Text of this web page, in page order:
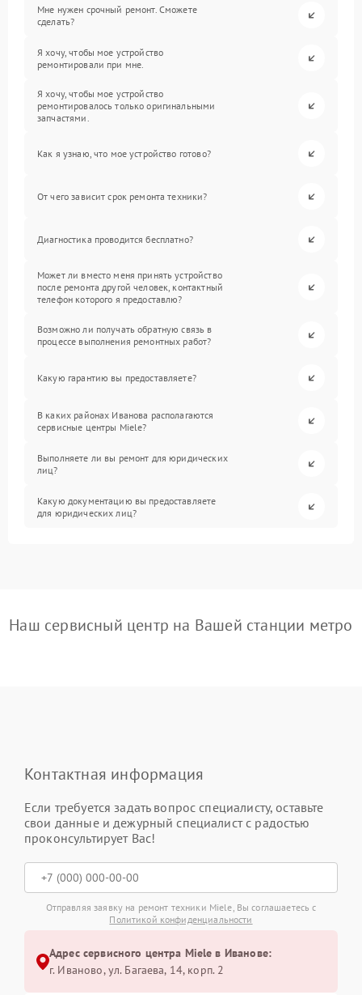
Мне нужен срочный ремонт. Сможете
сделать?
Я хочу, чтобы мое устройство
ремонтировали при мне.
Я хочу, чтобы мое устройство
ремонтировалось только оригинальными
запчастями.
Как я узнаю, что мое устройство готово?
От чего зависит срок ремонта техники?
Диагностика проводится бесплатно?
Может ли вместо меня принять устройство
после ремонта другой человек, контактный
телефон которого я предоставлю?
Возможно ли получать обратную связь в
процессе выполнения ремонтных работ?
Какую гарантию вы предоставляете?
В каких районах Иванова располагаются
сервисные центры Miele?
Выполняете ли вы ремонт для юридических
лиц?
Какую документацию вы предоставляете
для юридических лиц?
Наш сервисный центр на Вашей станции метро
Контактная информация
Если требуется задать вопрос специалисту, оставьте
свои данные и дежурный специалист с радостью
проконсультирует Вас!
Отправляя заявку на ремонт техники Miele, Вы соглашаетесь с
Политикой конфиденциальности
Адрес сервисного центра Miele в Иванове:
г. Иваново, ул. Багаева, 14, корп. 2